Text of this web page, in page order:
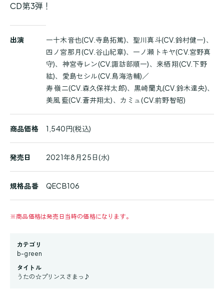
CD第3弾！
品
出演
一十木音也(CV.寺島拓篤)、聖川真斗(CV.鈴村健一)、
四ノ宮那月(CV.谷山紀章)、一ノ瀬トキヤ(CV.宮野真
守)、神宮寺レン(CV.諏訪部順一)、来栖 翔(CV.下野
紘)、愛島セシル(CV.鳥海浩輔)／
寿 嶺二(CV.森久保祥太郎)、黒崎蘭丸(CV.鈴木達央)、
美風 藍(CV.蒼井翔太)、カミュ(CV.前野智昭)
商品価格 1,540円(税込)
発売日 2021年8月25日(水)
規格品番 QECB106
※商品価格は発売日当時の価格になります。
カテゴリ
b-green
タイトル
うたの☆プリンスさまっ♪